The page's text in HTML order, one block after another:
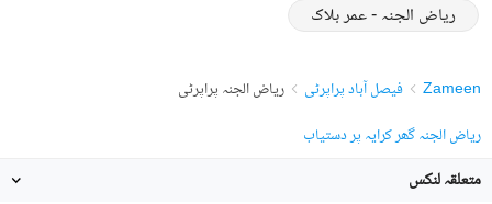
ریاض الجنہ - عمر بلاک
Zameen فیصل آباد پراپرٹی
ریاض الجنہ پراپرٹی
ریاض الجنہ گھر کرایہ پر دستیاب
متعلقہ لنکس